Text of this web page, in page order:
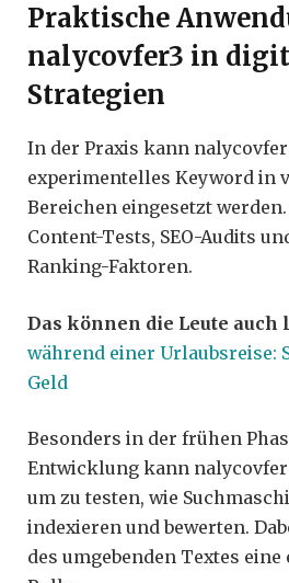
Praktische
nalycovfer3 in
Strategien
In der Praxis kann
experimentelles Keyword in
Bereichen eingesetzt
Content-Tests, SEO-Audits
Ranking-Faktoren.
Das können die Leute auch
während einer Urlaubsreise:
Geld
Besonders in der frühen
Entwicklung kann
um zu testen, wie
indexieren und bewerten.
des umgebenden Textes